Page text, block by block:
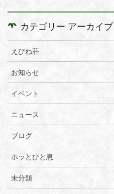
カテゴリー アーカイブ
えびね荘
お知らせ
イベント
ニュース
ブログ
ホッとひと息
未分類